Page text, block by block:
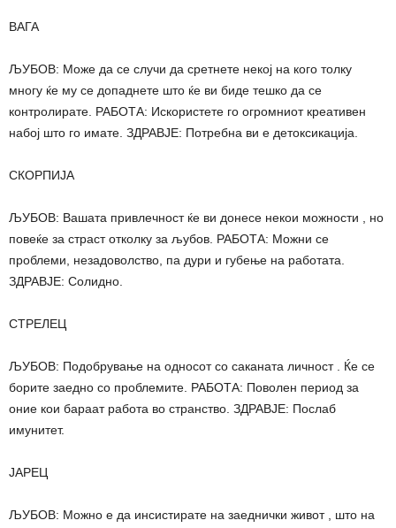
ВАГА
ЉУБОВ: Може да се случи да сретнете некој на кого толку
многу ќе му се допаднете што ќе ви биде тешко да се
контролирате. РАБОТА: Искористете го огромниот креативен
набој што го имате. ЗДРАВЈЕ: Потребна ви е детоксикација.
СКОРПИЈА
ЉУБОВ: Вашата привлечност ќе ви донесе некои можности , но
повеќе за страст отколку за љубов. РАБОТА: Можни се
проблеми, незадоволство, па дури и губење на работата.
ЗДРАВЈЕ: Солидно.
СТРЕЛЕЦ
ЉУБОВ: Подобрување на односот со саканата личност . Ќе се
борите заедно со проблемите. РАБОТА: Поволен период за
оние кои бараат работа во странство. ЗДРАВЈЕ: Послаб
имунитет.
ЈАРЕЦ
ЉУБОВ: Можно е да инсистирате на заеднички живот , што на